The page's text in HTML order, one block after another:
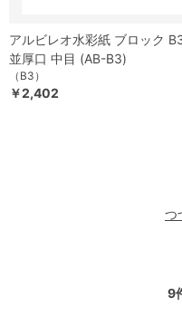
アルビレオ水彩紙 ブロック
並厚口 中目 (AB-B3)
（B3）
￥2,402
つ
9